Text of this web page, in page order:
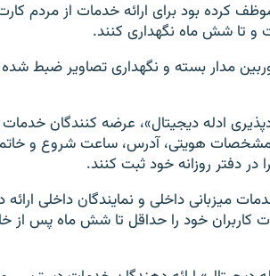
را موظف کرده بود برای ارائه خدمات از مردم
و تا شش ماه نگهداری کنند.
مدار بسته و نگهداری تصاویر ضبط
ادله دیجیتال»، عرضه کنندگان
هویتی، آدرس، ساعت شروع و
میزبانی داخلی و نمایندگان داخلی
کاربران خود را حداقل تا شش ماه پس از